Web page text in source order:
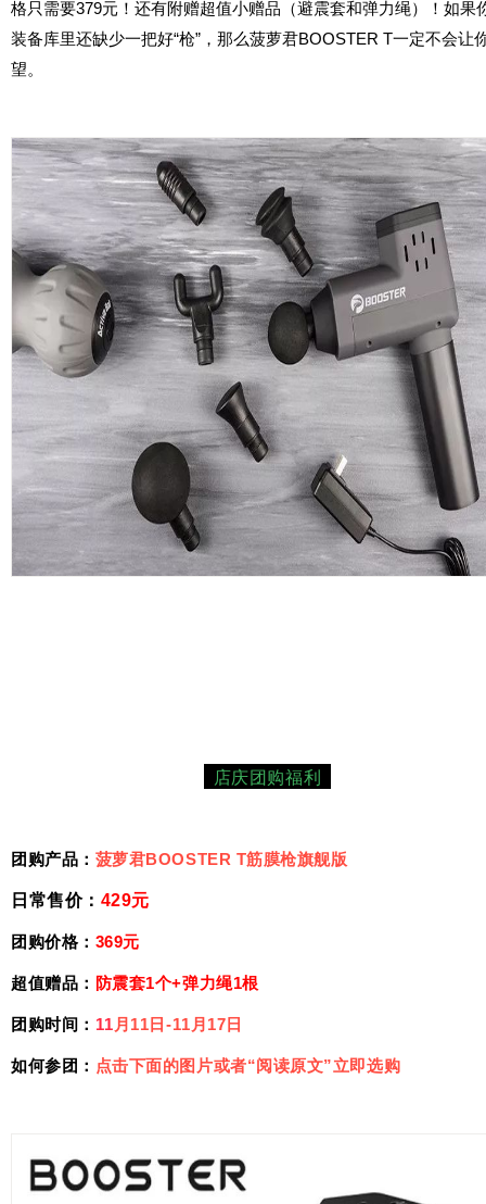
格只需要379元！ 还有附赠超值小赠品（避震套和弹力绳）！ 如果
装备库里还缺少一把好“枪”，那么菠萝君BOOSTER T一定不会让
望。
店庆团购福利
团购产品： 菠萝君BOOSTER T筋膜枪旗舰版
日常售价： 429元
团购价格： 369元
超值赠品： 防震套1个+弹力绳1根
团购时间： 11 月11日-11月17日
如何参团： 点击下面的图片或者“阅读原文”立即选购